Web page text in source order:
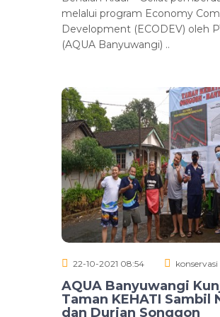
melalui program Economy
Development (ECODEV) oleh
(AQUA Banyuwangi) ..
22-10-2021 08:54 konservasi
AQUA Banyuwangi
Taman KEHATI
dan Durian Songgon